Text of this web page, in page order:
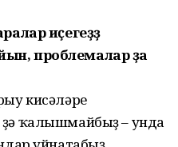
иҫегеҙҙә
проблемалар ҙа
кисәләре
ҡалышмайбыҙ – унда